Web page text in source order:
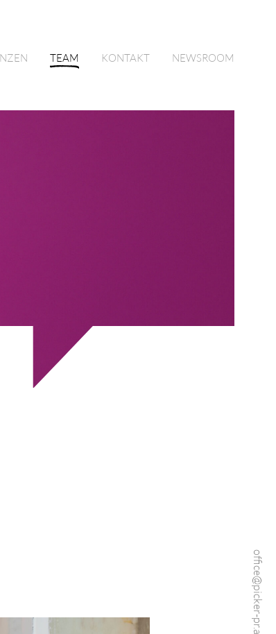
TEAM KONTAKT NEWSROOM
office@picker-pr.at